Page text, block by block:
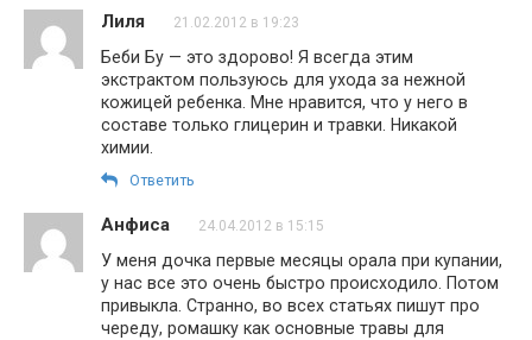
Лиля 21.02.2012 в 19:23
Беби Бу — это здорово! Я всегда этим
экстрактом пользуюсь для ухода за нежной
кожицей ребенка. Мне нравится, что у него в
составе только глицерин и травки. Никакой
химии.
Ответить
Анфиса 24.04.2012 в 15:15
У меня дочка первые месяцы орала при купании,
у нас все это очень быстро происходило. Потом
привыкла. Странно, во всех статьях пишут про
череду, ромашку как основные травы для